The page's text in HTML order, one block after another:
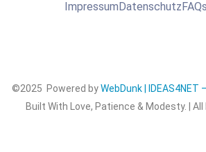
ImpressumDatenschutzFAQs
©2025 Powered byWebDunk | IDEAS4NET
Built With Love, Patience & Modesty. | All